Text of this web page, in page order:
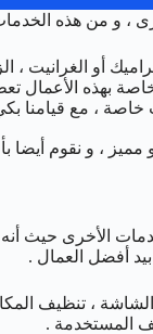
، و من هذه
أو الغرانيت ،
بهذه الأعمال
خاصة ، مع قيامنا
، و نقوم أيضا
الأخرى حيث
أفضل العمال .
، تنظيف
المستخدمة .